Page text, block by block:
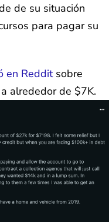
de su situación
para pagar su
en Redditsobre
alrededor de $7K.